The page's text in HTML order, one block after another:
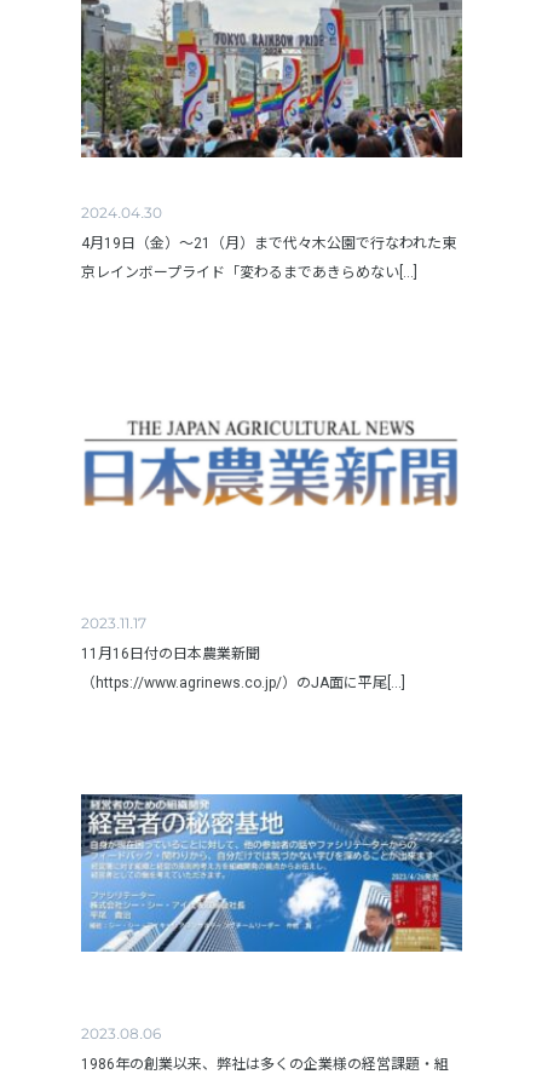
2024.04.30
4月19日（金）～21（月）まで代々木公園で行なわれた東
京レインボープライド「変わるまであきらめない[...]
2023.11.17
11月16日付の日本農業新聞
（https://www.agrinews.co.jp/）のJA面に平尾[...]
2023.08.06
1986年の創業以来、弊社は多くの企業様の経営課題・組